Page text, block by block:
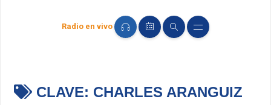
Radio en vivo
CLAVE: CHARLES ARANGUIZ